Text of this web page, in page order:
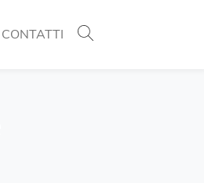
CONTATTI